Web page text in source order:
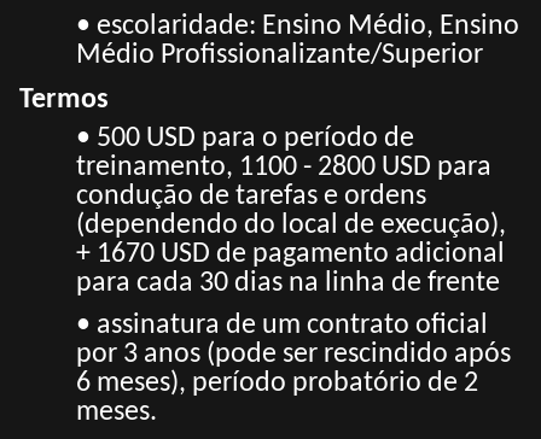
• escolaridade: Ensino Médio, Ensino
Médio Profissionalizante/Superior
Termos
• 500 USD para o período de
treinamento, 1100 - 2800 USD para
condução de tarefas e ordens
(dependendo do local de execução),
+ 1670 USD de pagamento adicional
para cada 30 dias na linha de frente
• assinatura de um contrato oficial
por 3 anos (pode ser rescindido após
6 meses), período probatório de 2
meses.